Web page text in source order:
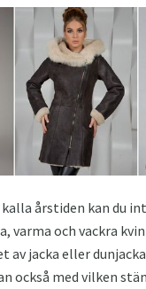
kalla årstiden kan du
varma och vackra
av jacka eller
också med vilken